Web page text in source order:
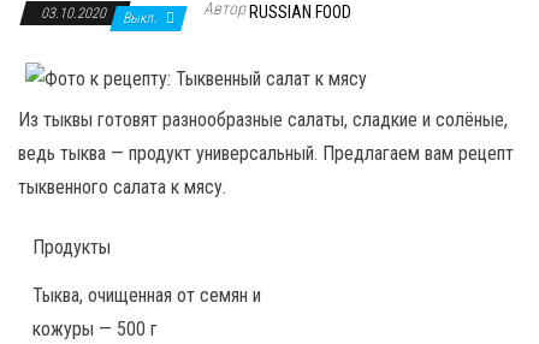
03.10.2020 Выкл. Автор RUSSIAN FOOD
Из тыквы готовят разнообразные салаты, сладкие и солёные,
ведь тыква — продукт универсальный. Предлагаем вам рецепт
тыквенного салата к мясу.
Продукты
Тыква, очищенная от семян и
кожуры — 500 г